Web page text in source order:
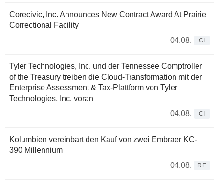
Corecivic, Inc. Announces New Contract Award At Prairie
Correctional Facility
04.08.
CI
Tyler Technologies, Inc. und der Tennessee Comptroller
of the Treasury treiben die Cloud-Transformation mit der
Enterprise Assessment & Tax-Plattform von Tyler
Technologies, Inc. voran
04.08.
CI
Kolumbien vereinbart den Kauf von zwei Embraer KC-
390 Millennium
04.08.
RE